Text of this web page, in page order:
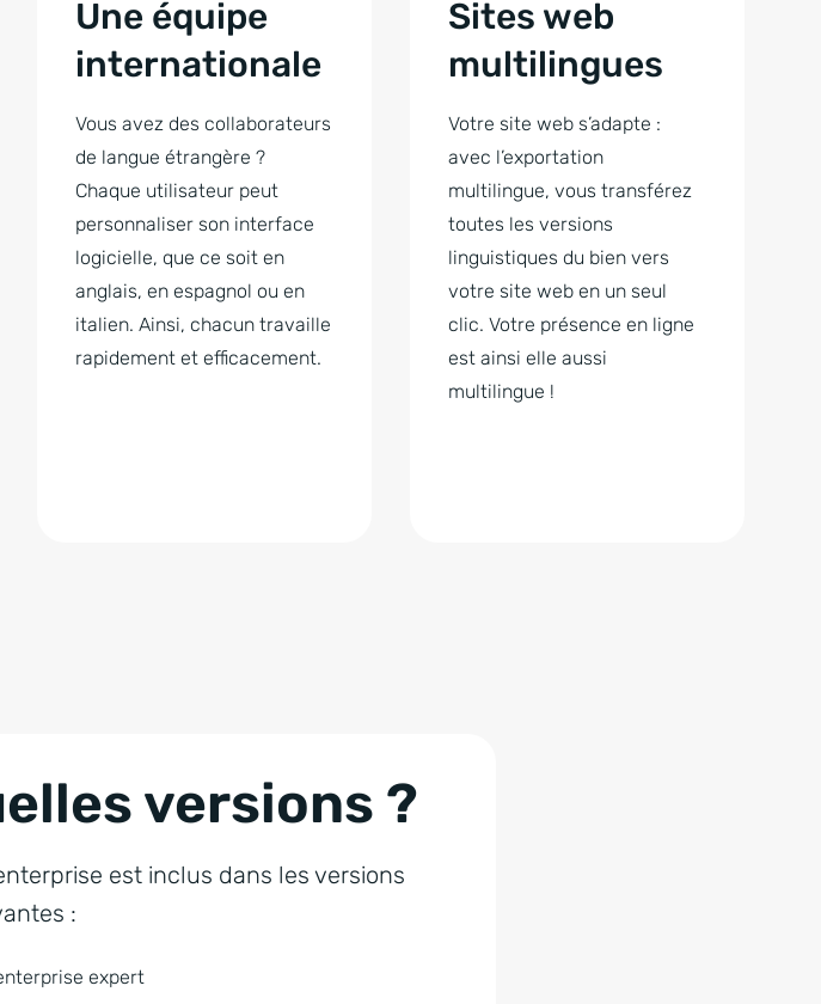
Une équipe
internationale
Vous avez des collaborateurs
de langue étrangère ?
Chaque utilisateur peut
personnaliser son interface
logicielle, que ce soit en
anglais, en espagnol ou en
italien. Ainsi, chacun travaille
rapidement et efficacement.
Sites web
multilingues
Votre site web s’adapte :
avec l’exportation
multilingue, vous transférez
toutes les versions
linguistiques du bien vers
votre site web en un seul
clic. Votre présence en ligne
est ainsi elle aussi
multilingue !
versions ?
est inclus dans les versions
:
expert